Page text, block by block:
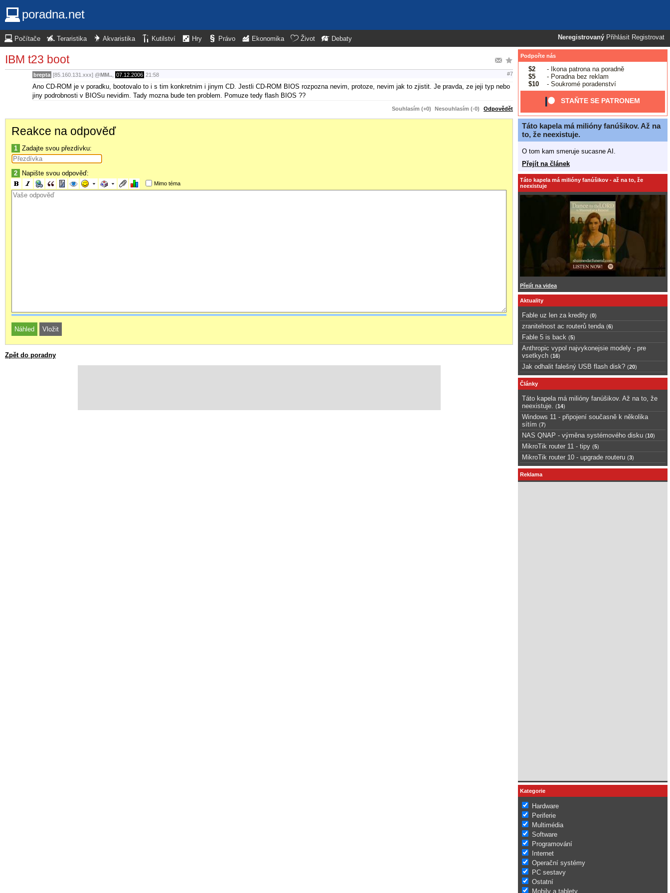
poradna.net
Neregistrovaný Přihlásit Registrovat
Počítače Teraristika Akvaristika Kutilství Hry Právo Ekonomika Život Debaty
IBM t23 boot
brepta [85.160.131.xxx] @MM.. 07.12.2006 21:58 #7
Ano CD-ROM je v poradku, bootovalo to i s tim konkretnim i jinym CD. Jestli CD-ROM BIOS rozpozna nevim, protoze, nevim jak to zjistit. Je pravda, ze jeji typ nebo
jiny podrobnosti v BIOSu nevidim. Tady mozna bude ten problem. Pomuze tedy flash BIOS ??
Souhlasím (+0) Nesouhlasím (-0) Odpovědět
Reakce na odpověď
1 Zadajte svou přezdívku:
2 Napište svou odpověď:
Mimo téma
Zpět do poradny
Podpořte nás
$2
- Ikona patrona na poradně
$5
- Poradna bez reklam
$10
- Soukromé poradenství
STAŇTE SE PATRONEM
Táto kapela má milióny fanúšikov. Až na
to, že neexistuje.
O tom kam smeruje sucasne AI.
Přejít na článek
Táto kapela má milióny fanúšikov - až na to, že
neexistuje
Přejít na videa
Aktuality
Fable uz len za kredity (0)
zranitelnost ac routerů tenda (6)
Fable 5 is back (5)
Anthropic vypol najvykonejsie modely - pre
vsetkych (16)
Jak odhalit falešný USB flash disk? (20)
Články
Táto kapela má milióny fanúšikov. Až na to, že
neexistuje.
(14)
Windows 11 - připojení současně k několika
sítím (7)
NAS QNAP - výměna systémového disku (10)
MikroTik router 11 - tipy (5)
MikroTik router 10 - upgrade routeru (3)
Reklama
Kategorie
Hardware
Periferie
Multimédia
Software
Programování
Internet
Operační systémy
PC sestavy
Ostatní
Mobily a tablety